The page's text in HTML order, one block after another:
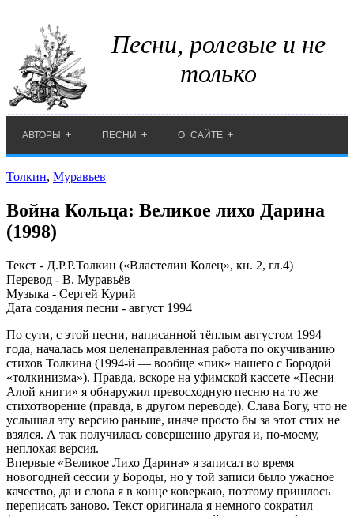
Песни, ролевые и не
только
АВТОРЫ ПЕСНИ О САЙТЕ
Толкин, Муравьев
Война Кольца: Великое лихо Дарина
(1998)
Текст - Д.Р.Р.Толкин («Властелин Колец», кн. 2, гл.4)
Перевод - В. Муравьёв
Музыка - Сергей Курий
Дата создания песни - август 1994
По сути, с этой песни, написанной тёплым августом 1994
года, началась моя целенаправленная работа по окучиванию
стихов Толкина (1994-й — вообще «пик» нашего с Бородой
«толкинизма»). Правда, вскоре на уфимской кассете «Песни
Алой книги» я обнаружил превосходную песню на то же
стихотворение (правда, в другом переводе). Слава Богу, что не
услышал эту версию раньше, иначе просто бы за этот стих не
взялся. А так получилась совершенно другая и, по-моему,
неплохая версия.
Впервые «Великое Лихо Дарина» я записал во время
новогодней сессии у Бороды, но у той записи было ужасное
качество, да и слова я в конце коверкаю, поэтому пришлось
переписать заново. Текст оригинала я немного сократил